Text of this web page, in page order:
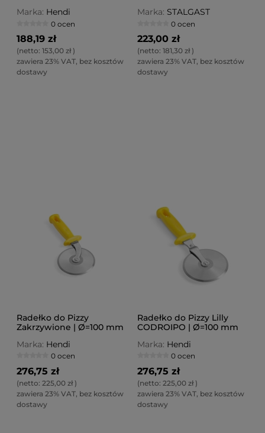
Marka: Hendi
0 ocen
188,19 zł
(netto: 153,00 zł)
zawiera 23% VAT, bez kosztów
dostawy
Marka: STALGAST
0 ocen
223,00 zł
(netto: 181,30 zł)
zawiera 23% VAT, bez kosztów
dostawy
Radełko do Pizzy
Zakrzywione | Ø=100 mm
Marka: Hendi
0 ocen
276,75 zł
(netto: 225,00 zł)
zawiera 23% VAT, bez kosztów
dostawy
Radełko do Pizzy Lilly
CODROIPO | Ø=100 mm
Marka: Hendi
0 ocen
276,75 zł
(netto: 225,00 zł)
zawiera 23% VAT, bez kosztów
dostawy